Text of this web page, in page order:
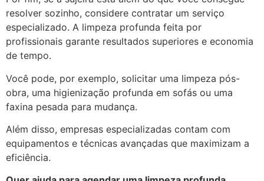
resolver sozinho, considere contratar um serviço
especializado. A limpeza profunda feita por
profissionais garante resultados superiores e economia
de tempo.
Você pode, por exemplo, solicitar uma limpeza pós-
obra, uma higienização profunda em sofás ou uma
faxina pesada para mudança.
Além disso, empresas especializadas contam com
equipamentos e técnicas avançadas que maximizam a
eficiência.